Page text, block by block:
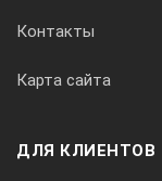
Контакты
Карта сайта
ДЛЯ КЛИЕНТОВ